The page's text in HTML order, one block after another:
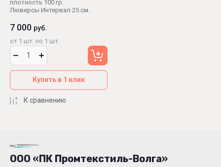
плотность 100 гр.
Люверсы Интервал 25 см.
7 000 руб.
от 1 шт. по 1 шт.
Купить в 1 клик
К сравнению
ООО «ПК Промтекстиль-Волга»